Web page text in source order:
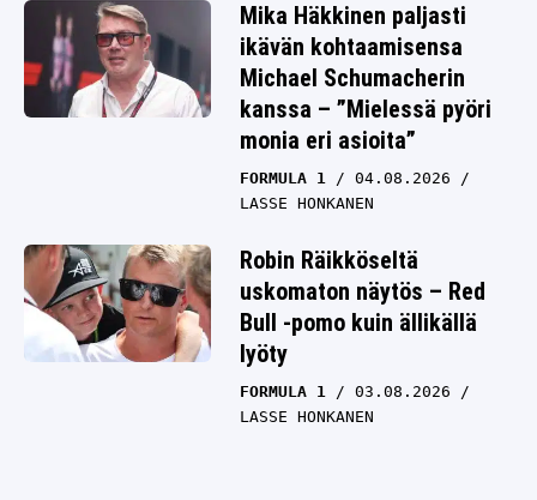
Mika Häkkinen paljasti
ikävän kohtaamisensa
Michael Schumacherin
kanssa – ”Mielessä pyöri
monia eri asioita”
FORMULA 1
04.08.2026
LASSE HONKANEN
Robin Räikköseltä
uskomaton näytös – Red
Bull -pomo kuin ällikällä
lyöty
FORMULA 1
03.08.2026
LASSE HONKANEN